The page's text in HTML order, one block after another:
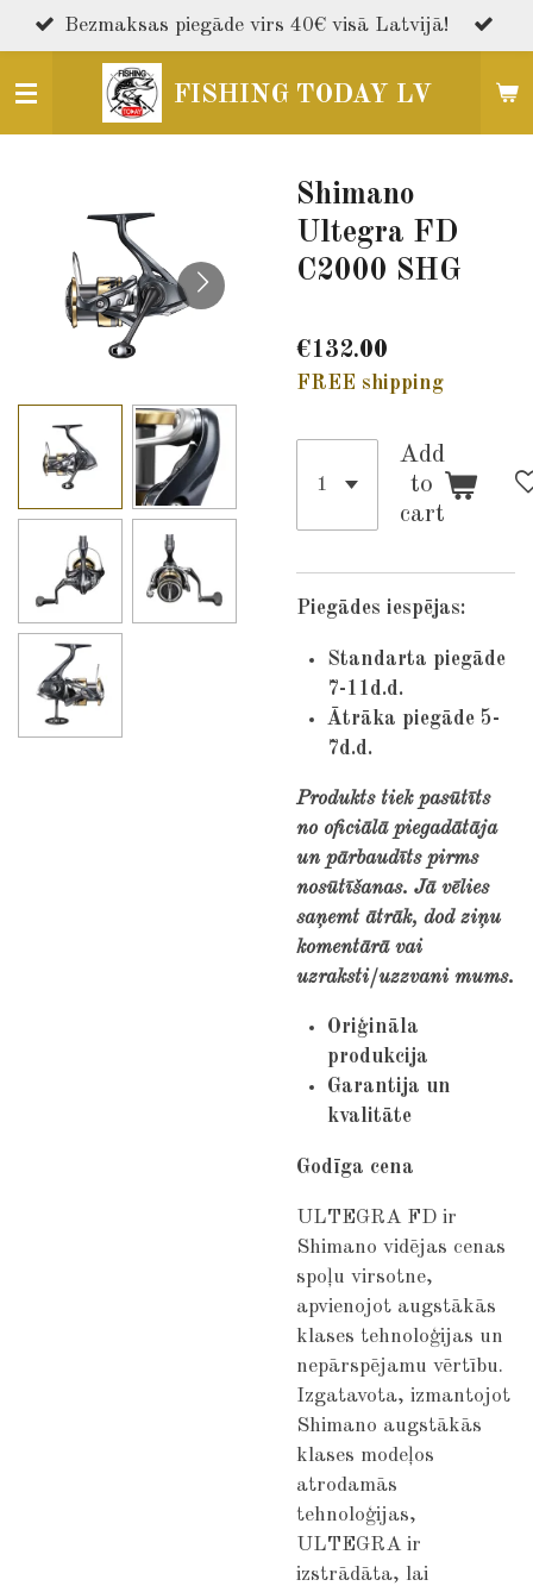
Skip
to
main
FISHING TODAY LV
Bezmaksas piegāde virs 40€ visā Latvijā!
Shimano
Ultegra FD
C2000 SHG
€132.00
FREE shipping
Add
to
cart
Piegādes iespējas:
Standarta piegāde
7-11d.d.
Ātrāka piegāde 5-
7d.d.
Produkts tiek pasūtīts
no oficiālā piegadātāja
un pārbaudīts pirms
nosūtīšanas. Jā vēlies
saņemt ātrāk, dod ziņu
komentārā vai
uzraksti/uzzvani mums.
Oriģināla
produkcija
Garantija un
kvalitāte
Godīga cena
ULTEGRA FD ir
Shimano vidējas cenas
spoļu virsotne,
apvienojot augstākās
klases tehnoloģijas un
nepārspējamu vērtību.
Izgatavota, izmantojot
Shimano augstākās
klases modeļos
atrodamās
tehnoloģijas,
ULTEGRA ir
izstrādāta, lai